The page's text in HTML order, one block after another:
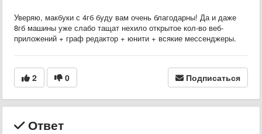
Уверяю, макбуки с 4гб буду вам очень благодарны! Да и даже
8гб машины уже слабо тащат нехило открытое кол-во веб-
приложений + граф редактор + юнити + всякие мессенджеры.
2 0 Подписаться
Ответ